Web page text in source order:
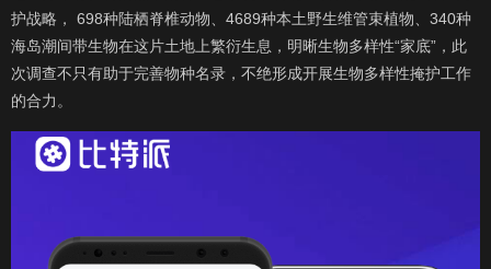
护战略， 698种陆栖脊椎动物、4689种本土野生维管束植物、340种
海岛潮间带生物在这片土地上繁衍生息，明晰生物多样性“家底”，此
次调查不只有助于完善物种名录，不绝形成开展生物多样性掩护工作
的合力。